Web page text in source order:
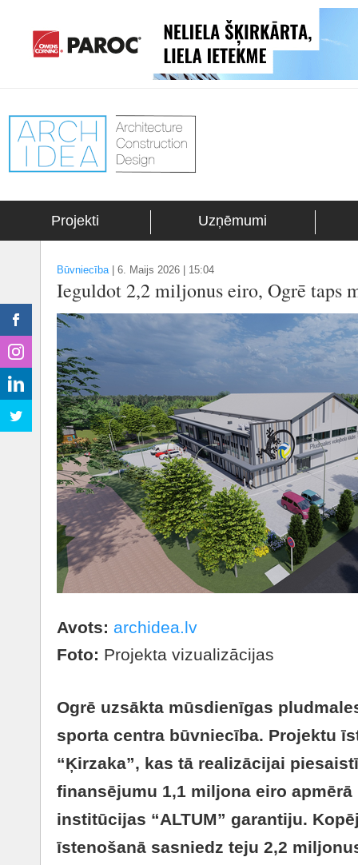
Projekti Uzņēmumi
Būvniecība| 6. Maijs 2026 | 15:04
Ieguldot 2,2 miljonus eiro, Ogrē taps
Avots: archidea.lv
Foto: Projekta vizualizācijas
Ogrē uzsākta mūsdienīgas
sporta centra būvniecība. Projektu
“Ķirzaka”, kas tā realizācijai
finansējumu 1,1 miljona eiro
institūcijas “ALTUM” garantiju.
īstenošanā sasniedz teju 2,2